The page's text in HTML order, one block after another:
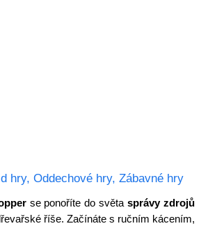
hry, Oddechové hry, Zábavné hry
se ponoříte do světasprávy zdrojů
říše. Začínáte s ručním kácením,